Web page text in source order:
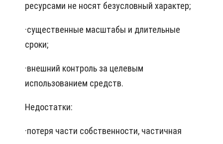
ресурсами не носят безусловный характер;
·существенные масштабы и длительные
сроки;
·внешний контроль за целевым
использованием средств.
Недостатки:
·потеря части собственности, частичная